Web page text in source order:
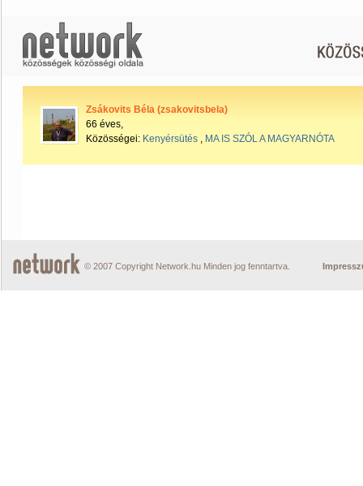
Zsákovits Béla (zsakovitsbela)
66 éves,
Közösségei: Kenyérsütés , MA IS SZÓL A MAGYARNÓTA
© 2007 Copyright Network.hu Minden jog fenntartva.